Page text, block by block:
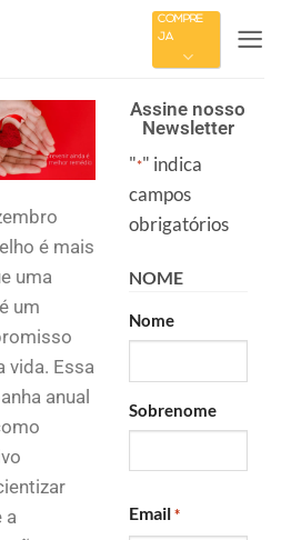
COMPRE
JÁ
é mais
uma
um
vida. Essa
anual
a
Assine nosso
Newsletter
"*" indica
campos
obrigatórios
NOME
Nome
Sobrenome
Email *